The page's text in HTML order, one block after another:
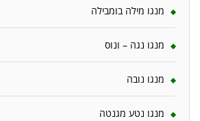
מנגו מילה בומבילה
מנגו נגה – ונוס
מנגו נובה
מנגו נטע מגנטה